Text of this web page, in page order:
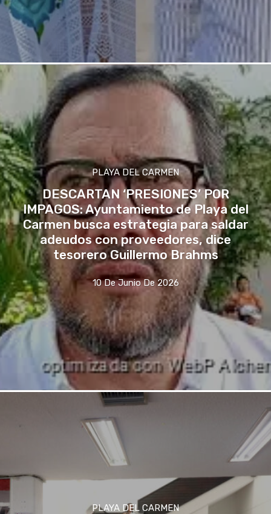
PLAYA DEL CARMEN
DESCARTAN ‘PRESIONES’ POR
IMPAGOS: Ayuntamiento de Playa del
Carmen busca estrategia para saldar
adeudos con proveedores, dice
tesorero Guillermo Brahms
10 De Junio De 2026
PLAYA DEL CARMEN